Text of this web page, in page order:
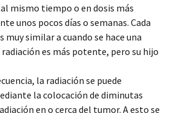
mismo tiempo o en dosis más
unos pocos días o semanas. Cada
similar a cuando se hace una
es más potente, pero su hijo
la radiación se puede
la colocación de diminutas
en o cerca del tumor. A esto se